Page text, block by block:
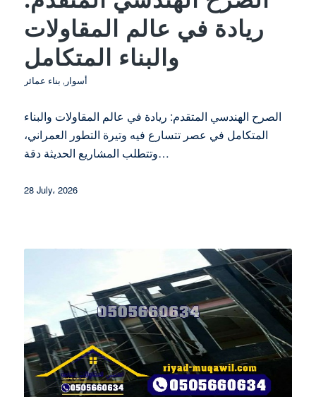
ريادة في عالم المقاولات
والبناء المتكامل
أسوار , بناء عمائر
الصرح الهندسي المتقدم: ريادة في عالم المقاولات والبناء
المتكامل في عصر تتسارع فيه وتيرة التطور العمراني،
وتتطلب المشاريع الحديثة دقة…
28 July، 2026